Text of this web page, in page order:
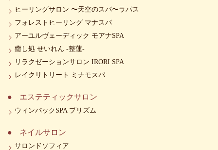
ヒーリングサロン 〜天空のスパ〜ラパス
フォレストヒーリング マナスパ
アーユルヴェーディック モアナSPA
癒し処 せいれん -整蓮-
リラクゼーションサロン IRORI SPA
レイクリトリート ミナモスパ
エステティックサロン
ウィンバックSPA プリズム
ネイルサロン
サロンドソフィア